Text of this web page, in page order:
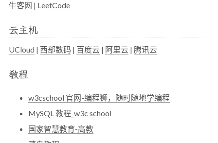
牛客网 | LeetCode
云主机
UCloud | 西部数码 | 百度云 | 阿里云 | 腾讯云
教程
w3cschool 官网-编程狮，随时随地学编程
MySQL 教程_w3c school
国家智慧教育-高教